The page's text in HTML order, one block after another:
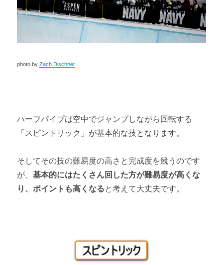
photo byZach Dischner
ハーフパイプは空中でジャンプしながら回転する
「スピントリック」が基本的な技となります。
そしてその技の難易度の高さと完成度を競うのです
が、基本的にはたくさん回した方が難易度が高くな
り、ポイントも高くなると考えて大丈夫です。